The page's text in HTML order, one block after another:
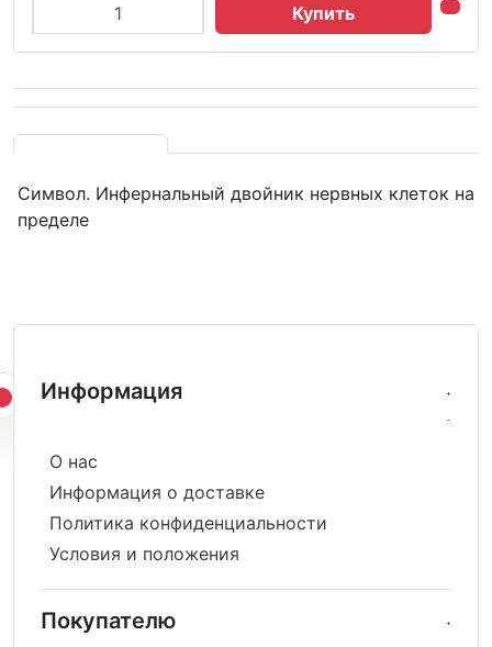
Купить
Символ. Инфернальный двойник нервных клеток на
пределе
Информация
О нас
Информация о доставке
Политика конфиденциальности
Условия и положения
Покупателю